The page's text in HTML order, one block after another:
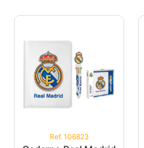
Ref. 106823